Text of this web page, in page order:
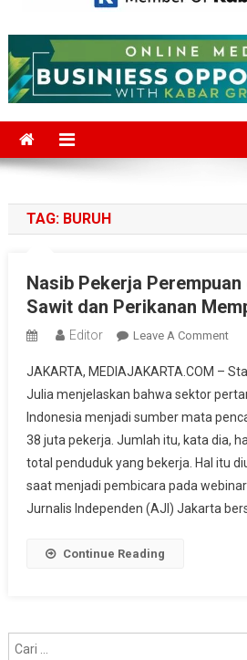
Mediajakarta.com
TAG: BURUH
Nasib Pekerja
Sawit dan Perikanan
Editor Leave A CommentOn
Di
Dan
JAKARTA, MEDIAJAKARTA.COM –
Julia menjelaskan bahwa sektor
Indonesia menjadi sumber mata
38 juta pekerja. Jumlah itu, kata dia,
total penduduk yang bekerja. Hal itu
saat menjadi pembicara pada
Jurnalis Independen (AJI) Jakarta
Continue Reading